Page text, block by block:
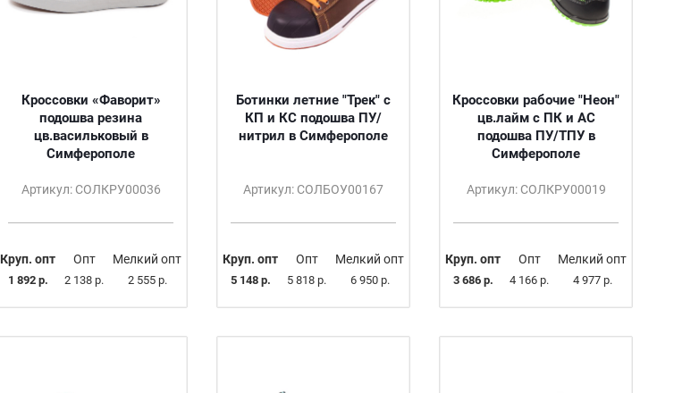
Кроссовки «Фаворит»
подошва резина
цв.васильковый в
Симферополе
Артикул: СОЛКРУ00036
Круп. опт
1 892 р.
Опт
2 138 р.
Мелкий опт
2 555 р.
Ботинки летние "Трек" с
КП и КС подошва ПУ/
нитрил в Симферополе
Артикул: СОЛБОУ00167
Круп. опт
5 148 р.
Опт
5 818 р.
Мелкий опт
6 950 р.
Кроссовки рабочие "Неон"
цв.лайм с ПК и АС
подошва ПУ/ТПУ в
Симферополе
Артикул: СОЛКРУ00019
Круп. опт
3 686 р.
Опт
4 166 р.
Мелкий опт
4 977 р.